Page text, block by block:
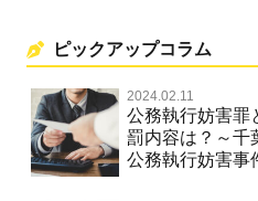
ピックアップコラム
2024.02.11
公務執行妨害罪
罰内容は？～千
公務執行妨害事